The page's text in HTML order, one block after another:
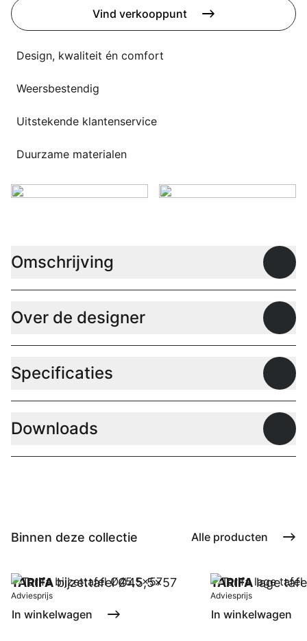
Flagship stores
Contact
Werken bij
Vind verkooppunt
Design, kwaliteit én comfort
Weersbestendig
Uitstekende klantenservice
Duurzame materialen
Omschrijving
Over de designer
Specificaties
Downloads
Binnen deze collectie Alle producten
TARIFAbijzettafel Ø45,5x57
Adviesprijs
In winkelwagen
TARIFAlage
Adviesprijs
In winkelwagen